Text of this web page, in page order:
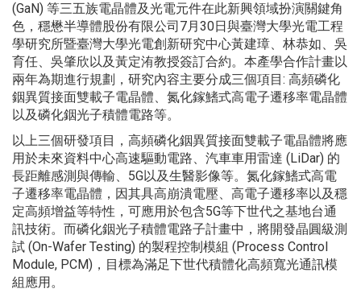
(GaN) 等三五族電晶體及光電元件在此新興領域扮演關鍵角
色，穩懋半導體股份有限公司7月30日與臺灣大學光電工程
學研究所暨臺灣大學光電創新研究中心黃建璋、林恭如、吳
育任、吳肇欣以及黃定洧教授簽訂合約。本產學合作計畫以
兩年為期進行規劃，研究內容主要分成三個項目: 高頻磷化
銦異質接面雙載子電晶體、氮化鎵鰭式高電子遷移率電晶體
以及磷化銦光子積體電路等。
以上三個研發項目，高頻磷化銦異質接面雙載子電晶體將應
用於未來資料中心高速驅動電路、汽車車用雷達 (LiDar) 的
長距離感測與傳輸、5G以及生醫影像等。氮化鎵鰭式高電
子遷移率電晶體，因其具高崩潰電壓、高電子遷移率以及穩
定高頻增益等特性，可應用於包含5G等下世代之基地台通
訊技術。而磷化銦光子積體電路子計畫中，將開發晶圓級測
試 (On-Wafer Testing) 的製程控制模組 (Process Control
Module, PCM)，目標為滿足下世代積體化高頻寬光通訊模
組應用。